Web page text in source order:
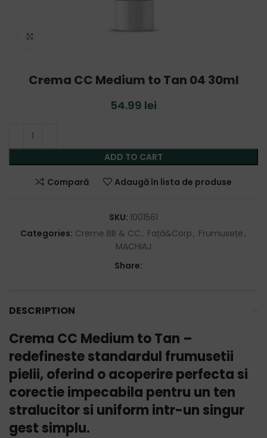
Crema CC Medium to Tan 04 30ml
54.99 lei
ADD TO CART
Compară Adaugă în lista de produse
SKU: 1001561
Categories: Creme BB & CC, Față&Corp, Frumusețe,
MACHIAJ
Share:
DESCRIPTION
Crema CC Medium to Tan –
redefineste standardul frumusetii
pielii, oferind o acoperire perfecta si
corectie impecabila pentru un ten
stralucitor si uniform intr-un singur
gest simplu.